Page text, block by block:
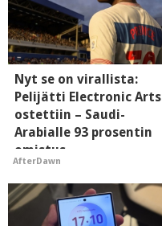
Nyt se on virallista:
Pelijätti Electronic Arts
ostettiin – Saudi-
Arabialle 93 prosentin
omistus
AfterDawn